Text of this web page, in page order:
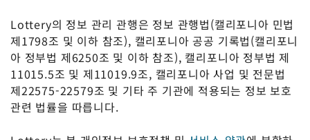
Lottery의 정보 관리 관행은 정보 관행법(캘리포니아 민법
제1798조 및 이하 참조), 캘리포니아 공공 기록법(캘리포니
아 정부법 제6250조 및 이하 참조), 캘리포니아 정부법 제
11015.5조 및 제11019.9조, 캘리포니아 사업 및 전문법
제22575-22579조 및 기타 주 기관에 적용되는 정보 보호
관련 법률을 따릅니다.